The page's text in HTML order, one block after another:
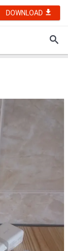
DOWNLOAD